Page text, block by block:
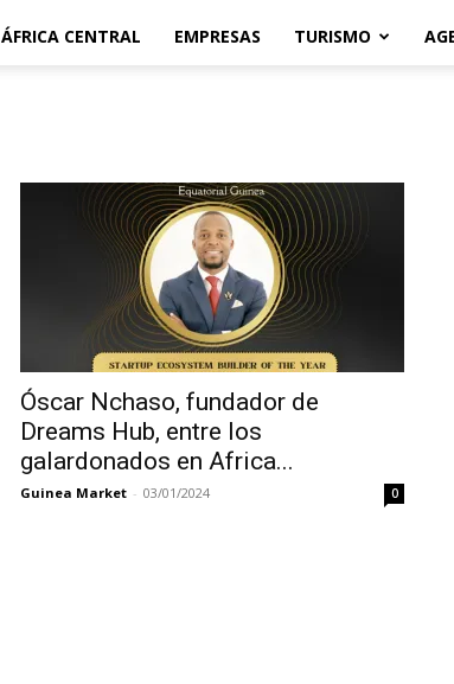
ÁFRICA CENTRAL EMPRESAS TURISMO
Óscar Nchaso, fundador de
Dreams Hub, entre los
galardonados en Africa...
Guinea Market - 03/01/2024 0